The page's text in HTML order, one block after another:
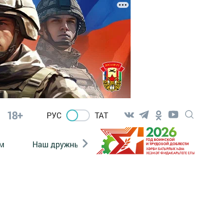
18+ РУС ТАТ
Наш дружный коллектив Документы